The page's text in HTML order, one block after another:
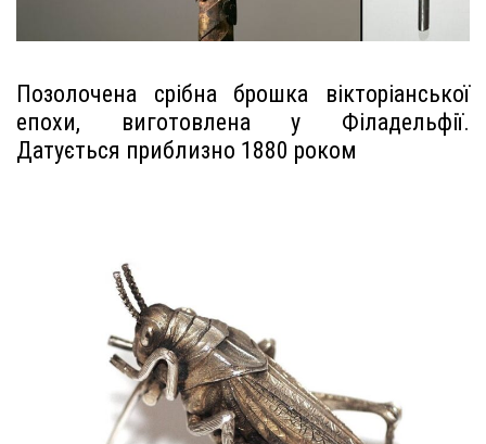
Позолочена срібна брошка вікторіанської
епохи, виготовлена ​​у Філадельфії.
Датується приблизно 1880 роком